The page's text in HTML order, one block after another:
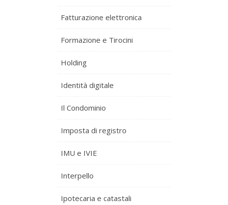
Fatturazione elettronica
Formazione e Tirocini
Holding
Identità digitale
Il Condominio
Imposta di registro
IMU e IVIE
Interpello
Ipotecaria e catastali